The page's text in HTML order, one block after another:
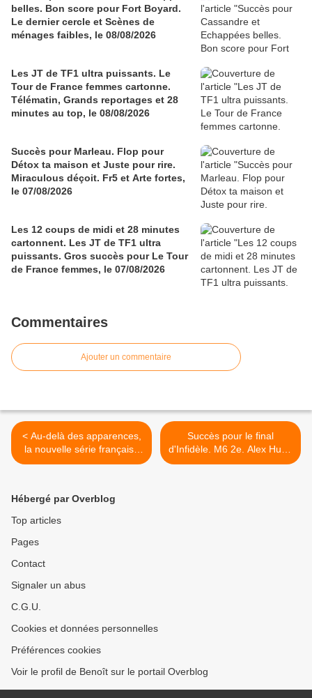
belles. Bon score pour Fort Boyard.
Le dernier cercle et Scènes de
ménages faibles, le 08/08/2026
Les JT de TF1 ultra puissants. Le
Tour de France femmes cartonne.
Télématin, Grands reportages et 28
minutes au top, le 08/08/2026
Succès pour Marleau. Flop pour
Détox ta maison et Juste pour rire.
Miraculous déçoit. Fr5 et Arte fortes,
le 07/08/2026
Les 12 coups de midi et 28 minutes
cartonnent. Les JT de TF1 ultra
puissants. Gros succès pour Le Tour
de France femmes, le 07/08/2026
Commentaires
Ajouter un commentaire
< Au-delà des apparences,
la nouvelle série française
de France 3, dès le mardi
Succès pour le final
d'Infidèle. M6 2e. Alex Hugo
faible. Fr5, C8 et TMC
Hébergé par Overblog
Top articles
Pages
Contact
Signaler un abus
C.G.U.
Cookies et données personnelles
Préférences cookies
Voir le profil de Benoît sur le portail Overblog